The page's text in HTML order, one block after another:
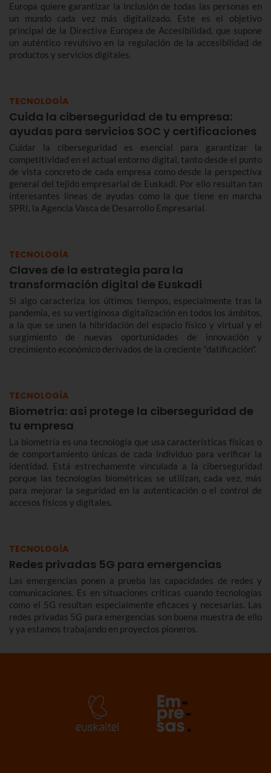
Europa quiere garantizar la inclusión de todas las personas en
un mundo cada vez más digitalizado. Este es el objetivo
principal de la Directiva Europea de Accesibilidad, que supone
un auténtico revulsivo en la regulación de la accesibilidad de
productos y servicios digitales.
TECNOLOGÍA
Cuida la ciberseguridad de tu empresa:
ayudas para servicios SOC y certificaciones
Cuidar la ciberseguridad es esencial para garantizar la
competitividad en el actual entorno digital, tanto desde el punto
de vista concreto de cada empresa como desde la perspectiva
general del tejido empresarial de Euskadi. Por ello resultan tan
interesantes líneas de ayudas como la que tiene en marcha
SPRI, la Agencia Vasca de Desarrollo Empresarial.
TECNOLOGÍA
Claves de la estrategia para la
transformación digital de Euskadi
Si algo caracteriza los últimos tiempos, especialmente tras la
pandemia, es su vertiginosa digitalización en todos los ámbitos,
a la que se unen la hibridación del espacio físico y virtual y el
surgimiento de nuevas oportunidades de innovación y
crecimiento económico derivados de la creciente "datificación".
TECNOLOGÍA
Biometría: así protege la ciberseguridad de
tu empresa
La biometría es una tecnología que usa características físicas o
de comportamiento únicas de cada individuo para verificar la
identidad. Está estrechamente vinculada a la ciberseguridad
porque las tecnologías biométricas se utilizan, cada vez, más
para mejorar la seguridad en la autenticación o el control de
accesos físicos y digitales.
TECNOLOGÍA
Redes privadas 5G para emergencias
Las emergencias ponen a prueba las capacidades de redes y
comunicaciones. Es en situaciones críticas cuando tecnologías
como el 5G resultan especialmente eficaces y necesarias. Las
redes privadas 5G para emergencias son buena muestra de ello
y ya estamos trabajando en proyectos pioneros.